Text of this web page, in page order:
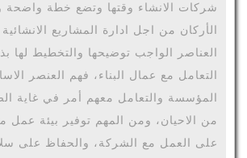
شركات الانشاء وقتها وتضع خطة واضحة
الأركان من اجل ادارة المشاريع
العناصر الواجب توضيحها والتخطيط لها
التعامل مع عمال البناء، فهم العنصر
المؤسسة والتعامل معهم أمر في غاية
من الاحيان، ومن المهم توفير بيئة عمل
على العمل مع الشركة، والحفاظ على